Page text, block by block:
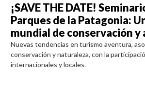
¡SAVE THE DATE!
Parques de la Patagonia:
mundial de conservación y
Nuevas tendencias en turismo aventura,
conservación y naturaleza, con la
internacionales y locales.